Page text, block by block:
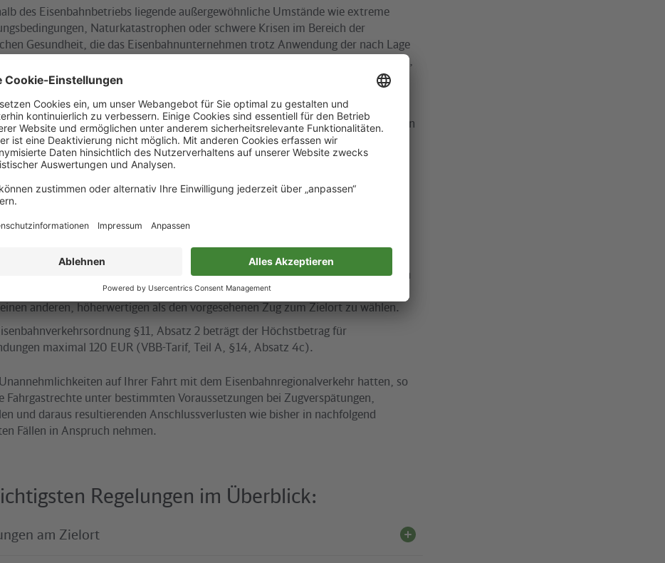
des Eisenbahnbetriebs liegende außergewöhnliche Umstände wie extreme
Naturkatastrophen oder schwere Krisen im Bereich der
Gesundheit, die das Eisenbahnunternehmen trotz Anwendung der nach Lage
gebotenen Sorgfalt nicht vermeiden und deren Folge es nicht abwenden konnte,
des Fahrgastes oder
eines Dritten wie Betreten der Gleise, Kabeldiebstahl, Notfälle im Zug,
Sabotage oder Terrorismus, das das Eisenbahnunternehmen
der nach Lage des Falls gebotenen Sorgfalt nicht vermeiden und deren
abwenden konnte.
des Eisenbahnunternehmens, Handlungen oder Unterlassungen eines
das dieselbe Infrastruktur nutzt, und Handlungen oder
der Infrastrukturbetreiber und Bahnhofsbetreiber fallen nicht unter diese
Eisenbahnverkehrsordnung §3, Absatz 4 ist das Deutschlandticket ein
ermäßigter Fahrausweis. Damit entfällt das im Eisenbahnverkehr vorgesehene
anderen, höherwertigen als den vorgesehenen Zug zum Zielort zu wählen.
§11, Absatz 2 beträgt der Höchstbetrag für
maximal 120 EUR (VBB-Tarif, Teil A, §14, Absatz 4c).
auf Ihrer Fahrt mit dem Eisenbahnregionalverkehr hatten, so
Fahrgastrechte unter bestimmten Voraussetzungen bei Zugverspätungen,
und daraus resultierenden Anschlussverlusten wie bisher in nachfolgend
Fällen in Anspruch nehmen.
Regelungen im Überblick:
am Zielort